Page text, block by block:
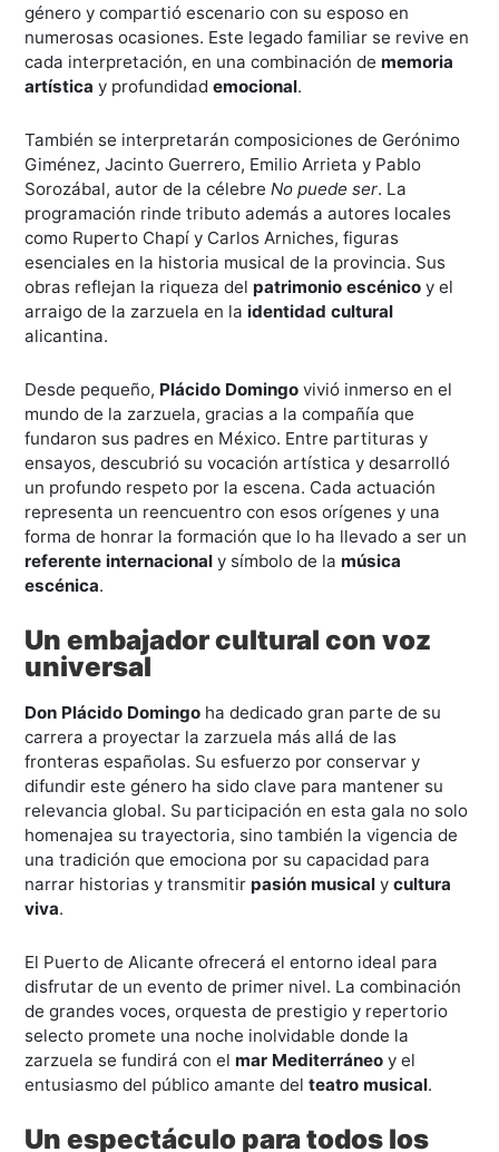
género y compartió escenario con su esposo en
numerosas ocasiones. Este legado familiar se revive en
cada interpretación, en una combinación de memoria
artística y profundidademocional.
También se interpretarán composiciones de Gerónimo
Giménez, Jacinto Guerrero, Emilio Arrieta y Pablo
Sorozábal, autor de la célebreNo puede ser. La
programación rinde tributo además a autores locales
como Ruperto Chapí y Carlos Arniches, figuras
esenciales en la historia musical de la provincia. Sus
obras reflejan la riqueza del patrimonio escénico y el
arraigo de la zarzuela en la identidad cultural
alicantina.
Desde pequeño, Plácido Domingo vivió inmerso en el
mundo de la zarzuela, gracias a la compañía que
fundaron sus padres en México. Entre partituras y
ensayos, descubrió su vocación artística y desarrolló
un profundo respeto por la escena. Cada actuación
representa un reencuentro con esos orígenes y una
forma de honrar la formación que lo ha llevado a ser un
referente internacional y símbolo de la música
escénica.
Un embajador cultural con voz
universal
Don Plácido Domingo ha dedicado gran parte de su
carrera a proyectar la zarzuela más allá de las
fronteras españolas. Su esfuerzo por conservar y
difundir este género ha sido clave para mantener su
relevancia global. Su participación en esta gala no solo
homenajea su trayectoria, sino también la vigencia de
una tradición que emociona por su capacidad para
narrar historias y transmitir pasión musical ycultura
viva.
El Puerto de Alicante ofrecerá el entorno ideal para
disfrutar de un evento de primer nivel. La combinación
de grandes voces, orquesta de prestigio y repertorio
selecto promete una noche inolvidable donde la
zarzuela se fundirá con el mar Mediterráneo y el
entusiasmo del público amante delteatro musical.
Un espectáculo para todos los